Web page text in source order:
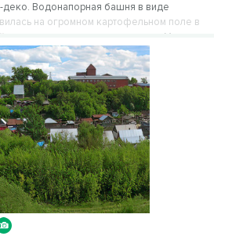
деко. Водонапорная башня в виде
на огромном картофельном поле в
стильное здание на площади Маркса
его хорошо видно только с высоких
с окружением Башне никогда не везло.
которую сажали жители
возникли пятиэтажки, а после
на площади Маркса. Публикуется
материалы VN.RU за 2023 год».